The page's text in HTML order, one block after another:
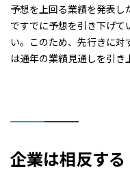
予想を上回る業績を発表
ですでに予想を引き下げ
い。このため、先行きに
は通年の業績見通しを引き
企業は相反す